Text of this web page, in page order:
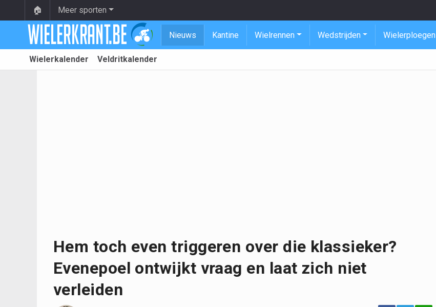
🏠 Meer sporten
Nieuws Kantine Wielrennen Wedstrijden Wielerploegen
Wielerkalender Veldritkalender
Hem toch even triggeren over die klassieker?
Evenepoel ontwijkt vraag en laat zich niet
verleiden